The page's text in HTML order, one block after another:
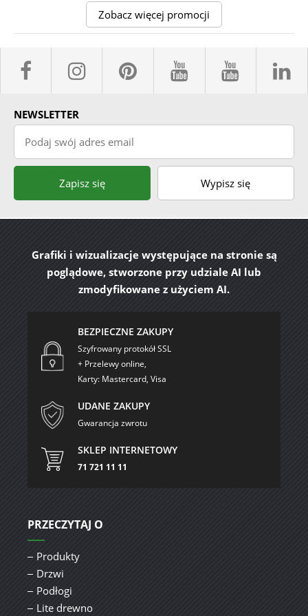
Zobacz więcej promocji
facebook sklepyBELPOL
instagram
pinterestyoutube
NEWSLETTER
Podaj swój adres email
Zapisz się Wypisz się
Grafiki i wizualizacje występujące na stronie są
poglądowe, stworzone przy udziale AI lub
zmodyfikowane z użyciem AI.
BEZPIECZNE ZAKUPY
Szyfrowany protokół SSL
+ Przelewy online,
Karty: Mastercard, Visa
UDANE ZAKUPY
Gwarancja zwrotu
SKLEP INTERNETOWY
71 721 11 11
PRZECZYTAJ O
Produkty
Drzwi
Podłogi
Lite drewno